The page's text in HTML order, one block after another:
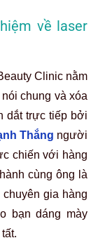
về laser
Clinic nằm
chung và xóa
dắt trực tiếp bởi
Thắng người
chiến với hàng
cùng ông là
chuyên gia hàng
bạn dáng mày